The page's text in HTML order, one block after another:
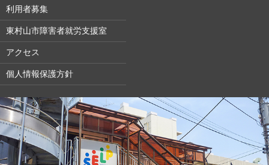
利用者募集
東村山市障害者就労支援室
アクセス
個人情報保護方針